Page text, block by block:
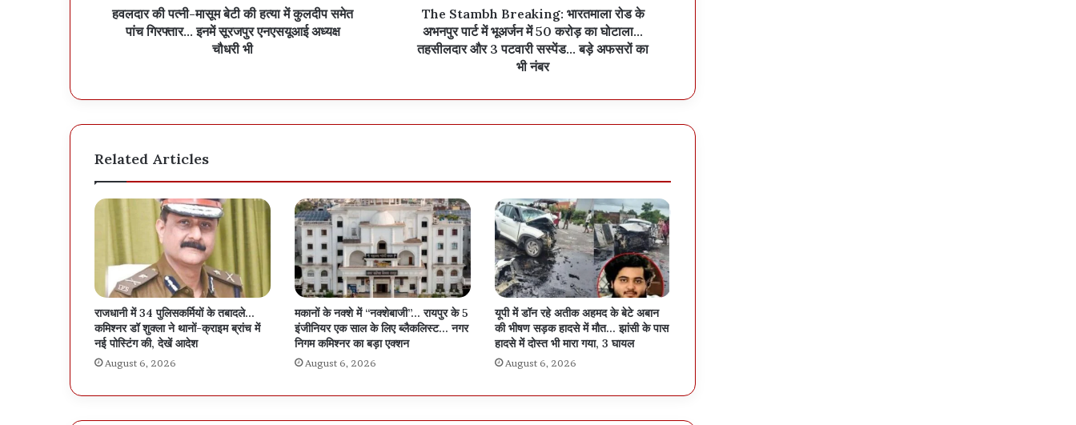
हवलदार की पत्नी-मासूम बेटी की हत्या में कुलदीप समेत
पांच गिरफ्तार... इनमें सूरजपुर एनएसयूआई अध्यक्ष
चौधरी भी
The Stambh Breaking: भारतमाला रोड के
अभनपुर पार्ट में भूअर्जन में 50 करोड़ का घोटाला...
तहसीलदार और 3 पटवारी सस्पेंड... बड़े अफसरों का
भी नंबर
Related Articles
राजधानी में 34 पुलिसकर्मियों के तबादले…
कमिश्नर डॉ शुक्ला ने थानों-क्राइम ब्रांच में
नई पोस्टिंग की, देखें आदेश
August 6, 2026
मकानों के नक्शे में “नक्शेबाजी”… रायपुर के 5
इंजीनियर एक साल के लिए ब्लैकलिस्ट… नगर
निगम कमिश्नर का बड़ा एक्शन
August 6, 2026
यूपी में डॉन रहे अतीक अहमद के बेटे अबान
की भीषण सड़क हादसे में मौत… झांसी के पास
हादसे में दोस्त भी मारा गया, 3 घायल
August 6, 2026